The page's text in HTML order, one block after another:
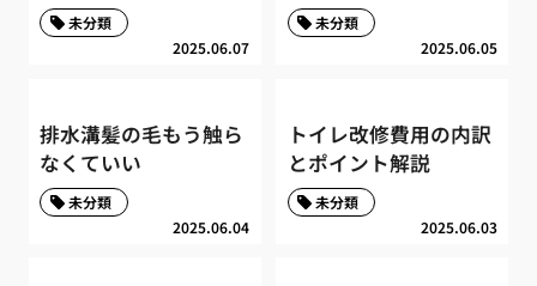
2025.06.07
未分類
2025.06.05
未分類
排水溝髪の毛もう触ら
なくていい
2025.06.04
未分類
トイレ改修費用の内訳
とポイント解説
2025.06.03
未分類